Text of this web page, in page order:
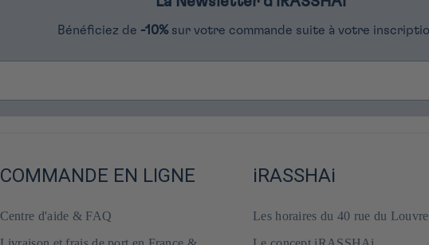
Bénéficiez de -10% sur votre commande suite à votre
COMMANDE EN LIGNE
Centre d'aide & FAQ
iRASSHAi
Les horaires du 40 rue du